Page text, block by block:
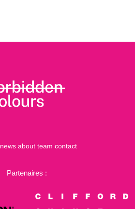
news about team contact
Partenaires :